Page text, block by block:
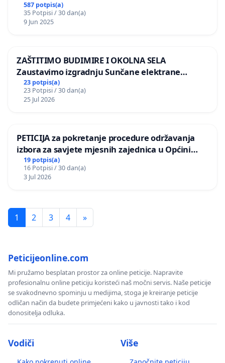
587 potpis(a)
35 Potpisi / 30 dan(a)
9 Jun 2025
ZAŠTITIMO BUDIMIRE I OKOLNA SELA
Zaustavimo izgradnju Sunčane elektrane
Vedrine na području Ugljana
23 potpis(a)
23 Potpisi / 30 dan(a)
25 Jul 2026
PETICIJA za pokretanje procedure održavanja
izbora za savjete mjesnih zajednica u Općini
Bugojno
19 potpis(a)
16 Potpisi / 30 dan(a)
3 Jul 2026
1 2 3 4 »
Peticijeonline.com
Mi pružamo besplatan prostor za online peticije. Napravite
profesionalnu online peticiju koristeći naš močni servis. Naše peticije
se svakodnevno spominju u medijima, stoga je kreiranje peticije
odličan način da budete primjećeni kako u javnosti tako i kod
donositelja odluka.
Vodiči Više